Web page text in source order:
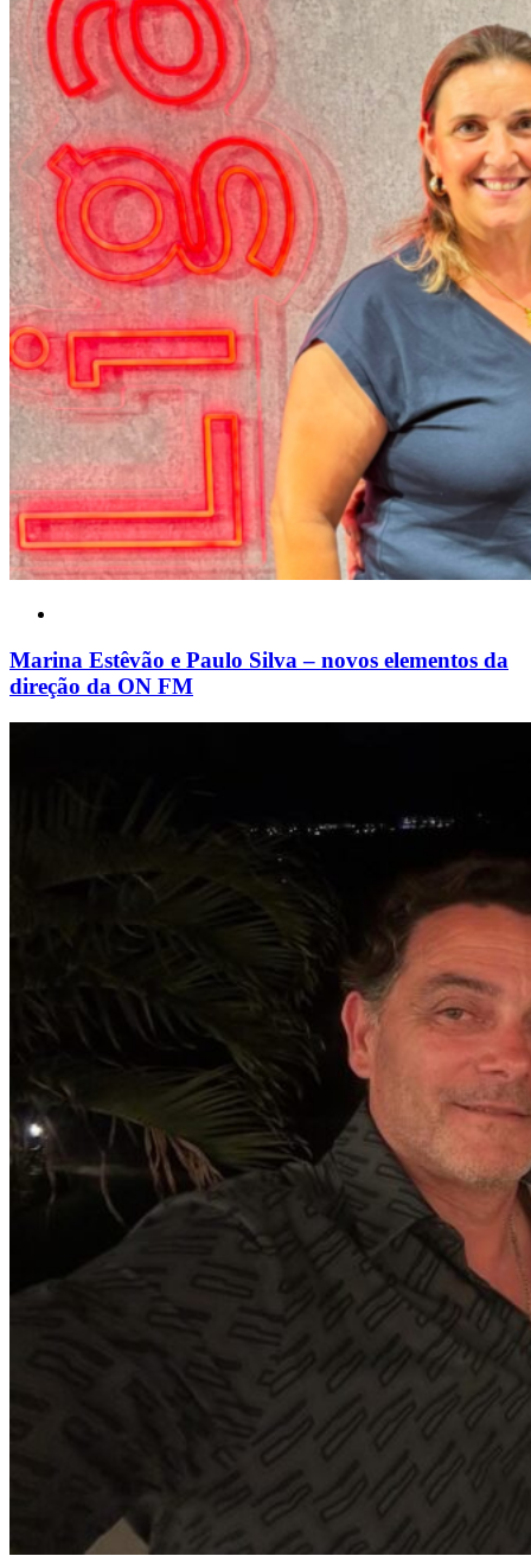
Marina Estêvão e Paulo Silva – novos elementos da
direção da ON FM